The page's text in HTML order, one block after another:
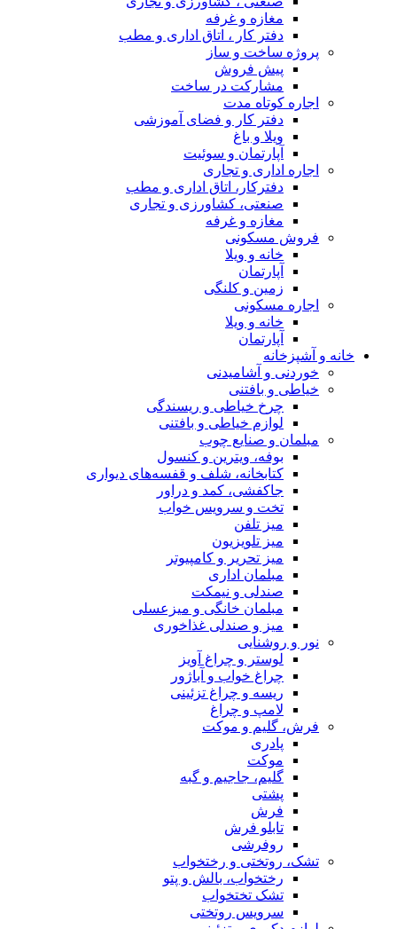
مغازه و غرفه
دفتر کار ، اتاق اداری و مطب
پروژه ساخت و ساز
پیش فروش
مشارکت در ساخت
اجاره کوتاه مدت
دفتر کار و فضای آموزشی
ویلا و باغ
آپارتمان و سوئیت
اجاره اداری و تجاری
دفترکار، اتاق اداری و مطب
صنعتی، کشاورزی و تجاری
مغازه و غرفه
فروش مسکونی
خانه و ویلا
آپارتمان
زمین و کلنگی
اجاره مسکونی
خانه و ویلا
آپارتمان
خانه و آشپزخانه
خوردنی و آشامیدنی
خیاطی و بافتنی
چرخ خیاطی و ریسندگی
لوازم خیاطی و بافتنی
مبلمان و صنایع چوب
بوفه، ویترین و کنسول
کتابخانه، شلف و قفسه‌های دیواری
جاکفشی، کمد و دراور
تخت و سرویس خواب
میز تلفن
میز تلویزیون
میز تحریر و کامپیوتر
مبلمان اداری
صندلی و نیمکت
مبلمان خانگی و میزعسلی
میز و صندلی غذاخوری
نور و روشنایی
لوستر و چراغ آویز
چراغ خواب و آباژور
ریسه و چراغ تزئینی
لامپ و چراغ
فرش، گلیم و موکت
پادری
موکت
گلیم، جاجیم و گبه
پشتی
فرش
تابلو فرش
روفرشی
تشک، روتختی و رختخواب
رختخواب، بالش و پتو
تشک تختخواب
سرویس روتختی